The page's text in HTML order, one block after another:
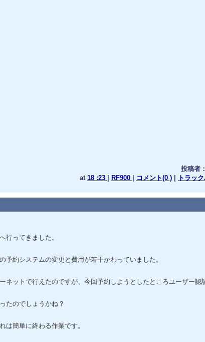
投稿者
at 18 :23 RF900 コメント(0 ) トラッ
行ってきました。
約システムの変更と費用が若干かわっていました。
ネットで行えたのですが、今回予約しようとしたところユーザー認
たのでしょうかね？
は簡単に終わる作業です。